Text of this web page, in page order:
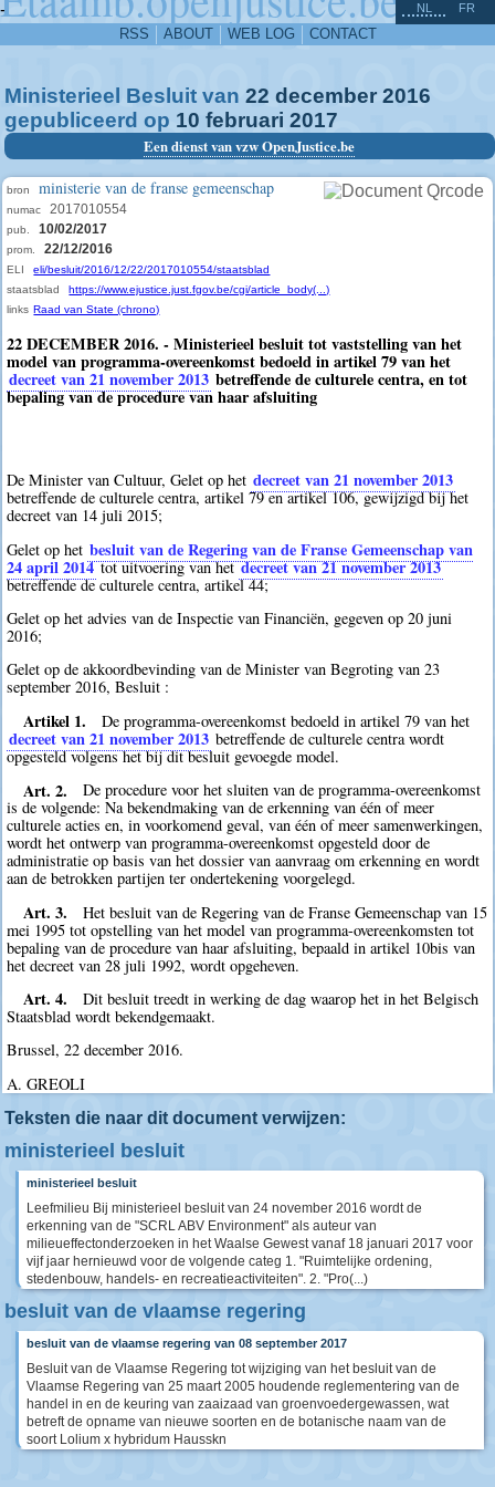
-
RSS ABOUT WEB LOG CONTACT
NL FR
Ministerieel Besluit van 22 december 2016
gepubliceerd op 10 februari 2017
Een dienst van vzw OpenJustice.be
bron ministerie van de franse gemeenschap
numac 2017010554
pub. 10/02/2017
prom. 22/12/2016
ELI
eli/besluit/2016/12/22/2017010554/staatsblad
staatsblad
https://www.ejustice.just.fgov.be/cgi/article_body(...)
links Raad van State (chrono)
22 DECEMBER 2016. - Ministerieel besluit tot vaststelling van het
model van programma-overeenkomst bedoeld in artikel 79 van het
decreet van 21 november 2013 betreffende de culturele centra, en tot
bepaling van de procedure van haar afsluiting
De Minister van Cultuur, Gelet op het decreet van 21 november 2013
betreffende de culturele centra, artikel 79 en artikel 106, gewijzigd bij het
decreet van 14 juli 2015;
Gelet op het besluit van de Regering van de Franse Gemeenschap van
24 april 2014tot uitvoering van hetdecreet van 21 november 2013
betreffende de culturele centra, artikel 44;
Gelet op het advies van de Inspectie van Financiën, gegeven op 20 juni
2016;
Gelet op de akkoordbevinding van de Minister van Begroting van 23
september 2016, Besluit :
Artikel 1. De programma-overeenkomst bedoeld in artikel 79 van het
decreet van 21 november 2013 betreffende de culturele centra wordt
opgesteld volgens het bij dit besluit gevoegde model.
Art. 2.
De procedure voor het sluiten van de programma-overeenkomst
is de volgende: Na bekendmaking van de erkenning van één of meer
culturele acties en, in voorkomend geval, van één of meer samenwerkingen,
wordt het ontwerp van programma-overeenkomst opgesteld door de
administratie op basis van het dossier van aanvraag om erkenning en wordt
aan de betrokken partijen ter ondertekening voorgelegd.
Art. 3.
Het besluit van de Regering van de Franse Gemeenschap van 15
mei 1995 tot opstelling van het model van programma-overeenkomsten tot
bepaling van de procedure van haar afsluiting, bepaald in artikel 10bis van
het decreet van 28 juli 1992, wordt opgeheven.
Art. 4.
Dit besluit treedt in werking de dag waarop het in het Belgisch
Staatsblad wordt bekendgemaakt.
Brussel, 22 december 2016.
A. GREOLI
Teksten die naar dit document verwijzen:
ministerieel besluit
ministerieel besluit
Leefmilieu Bij ministerieel besluit van 24 november 2016 wordt de
erkenning van de "SCRL ABV Environment" als auteur van
milieueffectonderzoeken in het Waalse Gewest vanaf 18 januari 2017 voor
vijf jaar hernieuwd voor de volgende categ 1. "Ruimtelijke ordening,
stedenbouw, handels- en recreatieactiviteiten". 2. "Pro(...)
besluit van de vlaamse regering
besluit van de vlaamse regering van 08 september 2017
Besluit van de Vlaamse Regering tot wijziging van het besluit van de
Vlaamse Regering van 25 maart 2005 houdende reglementering van de
handel in en de keuring van zaaizaad van groenvoedergewassen, wat
betreft de opname van nieuwe soorten en de botanische naam van de
soort Lolium x hybridum Hausskn
^